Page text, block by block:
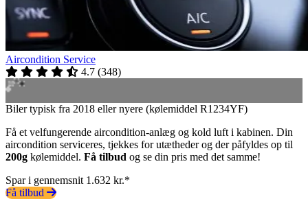
Aircondition Service
4.7 (348)
Biler typisk fra 2018 eller nyere (kølemiddel R1234YF)
Få et velfungerende aircondition-anlæg og kold luft i kabinen. Din
aircondition serviceres, tjekkes for utætheder og der påfyldes op til
200g kølemiddel. Få tilbud og se din pris med det samme!
Spar i gennemsnit 1.632 kr.*
Få tilbud